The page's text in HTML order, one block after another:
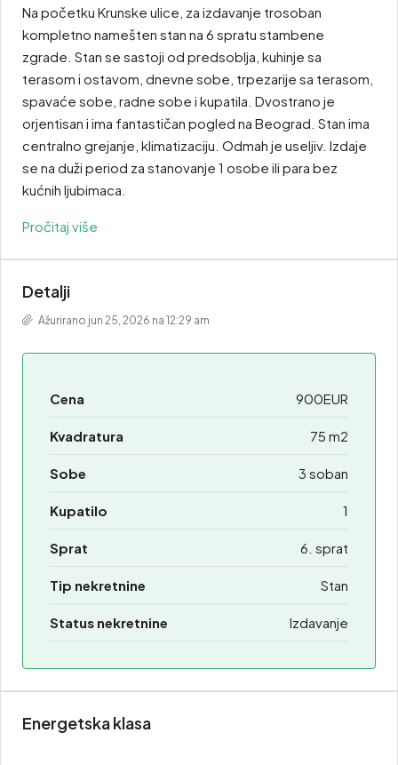
Na početku Krunske ulice, za izdavanje trosoban
kompletno namešten stan na 6 spratu stambene
zgrade. Stan se sastoji od predsoblja, kuhinje sa
terasom i ostavom, dnevne sobe, trpezarije sa terasom,
spavaće sobe, radne sobe i kupatila. Dvostrano je
orjentisan i ima fantastičan pogled na Beograd. Stan ima
centralno grejanje, klimatizaciju. Odmah je useljiv. Izdaje
se na duži period za stanovanje 1 osobe ili para bez
kućnih ljubimaca.
Pročitaj više
Detalji
Ažurirano jun 25, 2026 na 12:29 am
Cena 900EUR
Kvadratura 75 m2
Sobe 3 soban
Kupatilo 1
Sprat 6. sprat
Tip nekretnine Stan
Status nekretnine Izdavanje
Energetska klasa